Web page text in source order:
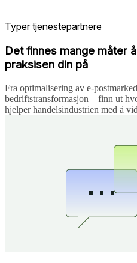
Typer tjenestepartnere
Det finnes mange måter
praksisen din på
Fra optimalisering av e-
bedriftstransformasjon – finn ut
hjelper handelsindustrien med å